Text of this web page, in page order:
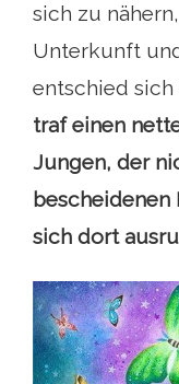
sich zu
Unterkunft
entschied
traf einen
Jungen, der
bescheidenen
sich dort